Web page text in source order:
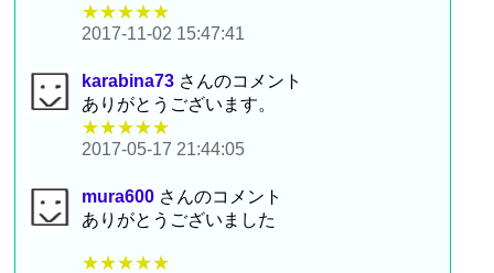
★★★★★
2017-11-02 15:47:41
karabina73 さんのコメント
ありがとうございます。
★★★★★
2017-05-17 21:44:05
mura600 さんのコメント
ありがとうございました
★★★★★